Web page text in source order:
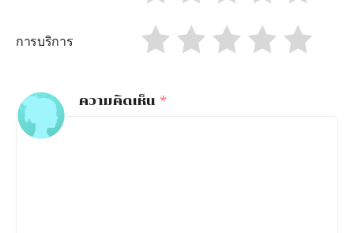
การบริการ
ความคิดเห็น *